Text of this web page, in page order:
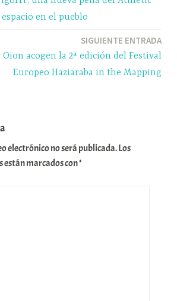
en el pueblo
SIGUIENTE ENTRADA
Oion acogen la 2ª edición del Festival
Europeo Haziaraba in the Mapping
electrónico no será publicada.Los
marcados con*